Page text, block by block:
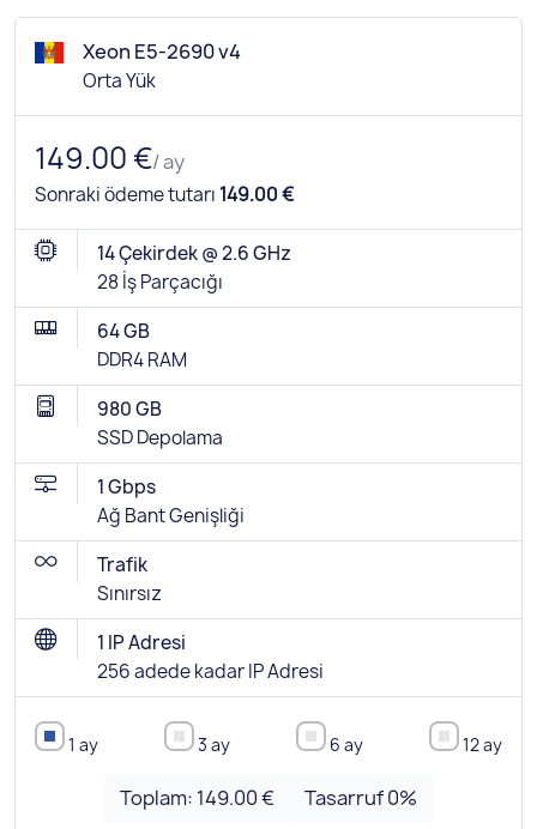
Xeon E5-2690 v4
Orta Yük
149.00 €/ ay
Sonraki ödeme tutarı 149.00 €
14 Çekirdek @ 2.6 GHz
28 İş Parçacığı
64 GB
DDR4 RAM
980 GB
SSD Depolama
1 Gbps
Ağ Bant Genişliği
Trafik
Sınırsız
1 IP Adresi
256 adede kadar IP Adresi
1 ay 3 ay 6 ay 12 ay
Toplam: 149.00 € Tasarruf0%